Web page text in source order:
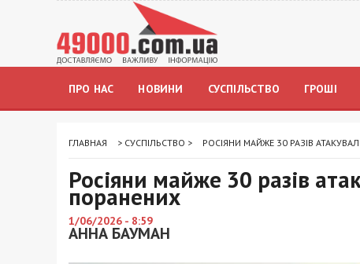
ПРО НАС НОВИНИ СУСПІЛЬСТВО ГРОШІ
ГЛАВНАЯ > СУСПІЛЬСТВО > РОСІЯНИ МАЙЖЕ 30 РАЗІВ
Росіяни майже 30 разів
поранених
1/06/2026 - 8:59
АННА БАУМАН